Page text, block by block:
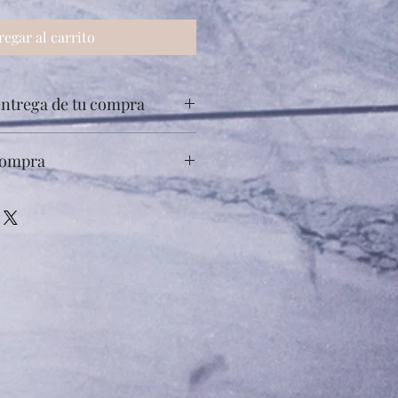
al carrito
de tu compra
enviar copia a 5543661439 con
al WhatsApp